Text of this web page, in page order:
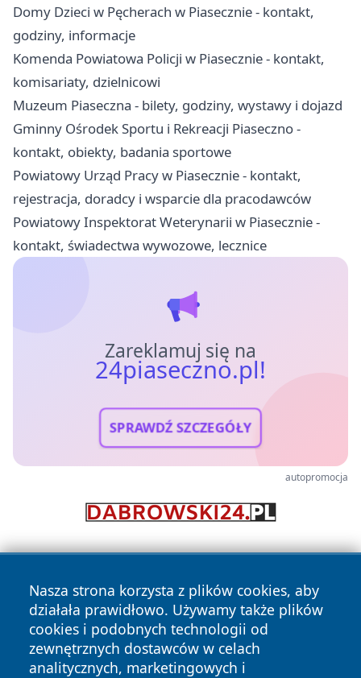
Domy Dzieci w Pęcherach w Piasecznie - kontakt,
godziny, informacje
Komenda Powiatowa Policji w Piasecznie - kontakt,
komisariaty, dzielnicowi
Muzeum Piaseczna - bilety, godziny, wystawy i dojazd
Gminny Ośrodek Sportu i Rekreacji Piaseczno -
kontakt, obiekty, badania sportowe
Powiatowy Urząd Pracy w Piasecznie - kontakt,
rejestracja, doradcy i wsparcie dla pracodawców
Powiatowy Inspektorat Weterynarii w Piasecznie -
kontakt, świadectwa wywozowe, lecznice
Zareklamuj się na
24piaseczno.pl!
SPRAWDŹ SZCZEGÓŁY
autopromocja
Nasza strona korzysta z plików cookies, aby
działała prawidłowo. Używamy także plików
cookies i podobnych technologii od
zewnętrznych dostawców w celach
analitycznych, marketingowych i
Copyright © 2026 24piaseczno.pl Wszystkie prawa
zastrzeżone.